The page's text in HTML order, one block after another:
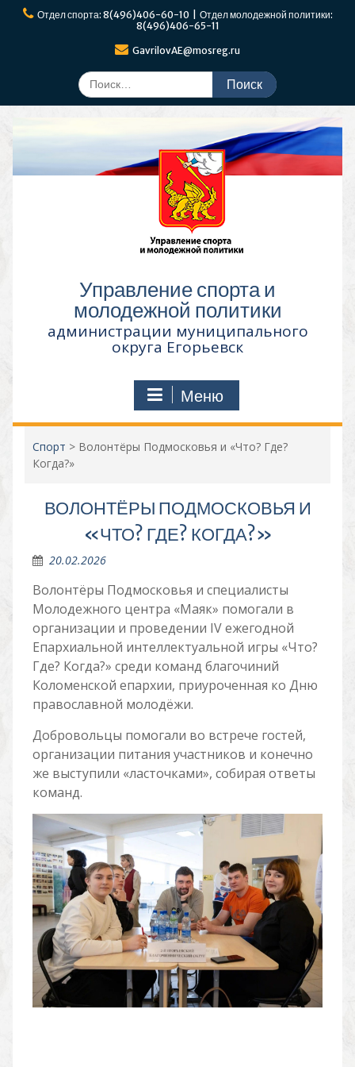
ПерейтиОтдел спорта: 8(496)406-60-10 | Отдел молодежной политики:
8(496)406-65-11
GavrilovAE@mosreg.ru
Поиск
по:
Управление спорта и
молодежной политики
администрации муниципального
округа Егорьевск
Меню
Спорт > Волонтёры Подмосковья и «Что? Где?
Когда?»
ВОЛОНТЁРЫ ПОДМОСКОВЬЯ И
«ЧТО? ГДЕ? КОГДА?»
20.02.2026
Волонтёры Подмосковья и специалисты
Молодежного центра «Маяк» помогали в
организации и проведении IV ежегодной
Епархиальной интеллектуальной игры «Что?
Где? Когда?» среди команд благочиний
Коломенской епархии, приуроченная ко Дню
православной молодёжи.
Добровольцы помогали во встрече гостей,
организации питания участников и конечно
же выступили «ласточками», собирая ответы
команд.